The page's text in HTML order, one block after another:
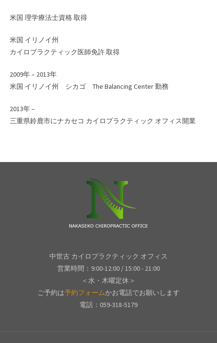
米国 理学療法士資格 取得
米国 イリノイ州
カイロプラクティック医師免許 取得
2009年 – 2013年
米国 イリノイ州 シカゴ The Balancing Center 勤務
2013年 –
三重県鈴鹿市にナカセコ カイロプラクティック オフィス開業
中世古 カイロプラクティック オフィス
営業時間：9:00-12:00 / 15:00 - 21:00
＜水・木曜定休＞
ご予約は予約フォームかお電話でお願いします
電話：059-318-5179